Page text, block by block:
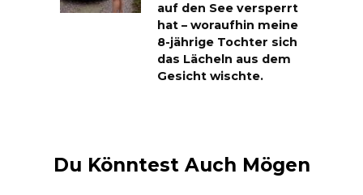
auf den See versperrt
hat – woraufhin meine
8-jährige Tochter sich
das Lächeln aus dem
Gesicht wischte.
Du Könntest Auch Mögen